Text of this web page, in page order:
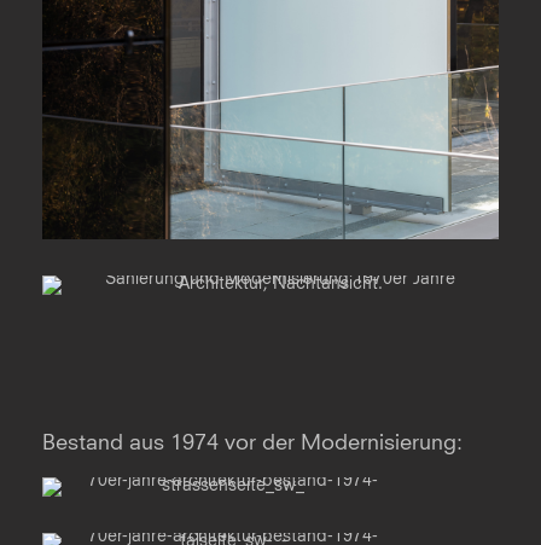
Bestand aus 1974 vor der Modernisierung: